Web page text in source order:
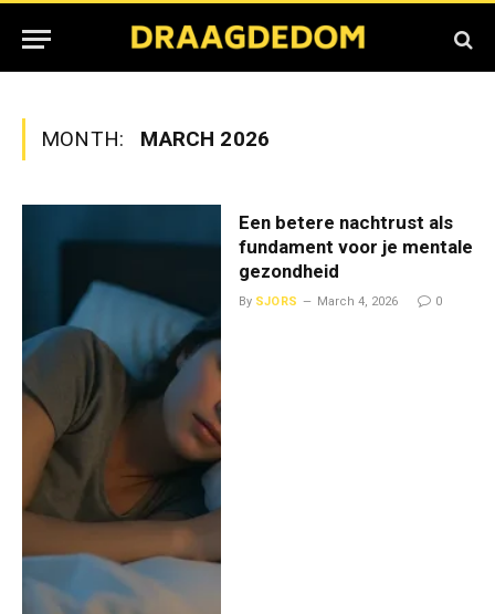
MONTH: MARCH 2026
Een betere nachtrust als
fundament voor je mentale
gezondheid
By SJORS March 4, 2026 0